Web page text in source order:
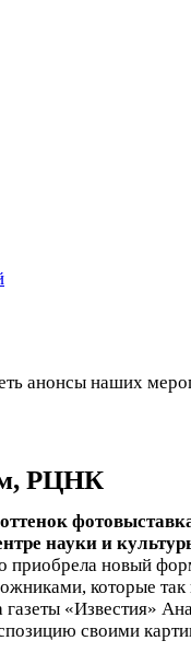
анонсы наших
РЦНК
науки и
приобрела новый
которые так
«Известия»
своими